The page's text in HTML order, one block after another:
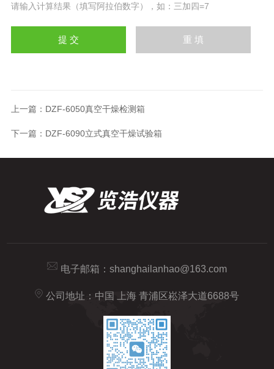
请输入计算结果（填写阿拉伯数字），如：三加四=7
上一篇： DZF-6050真空干燥检测箱
下一篇： DZF-6090立式真空干燥试验箱
电子邮箱： shanghailanhao@163.com
公司地址：中国 上海 青浦区崧泽大道6688号